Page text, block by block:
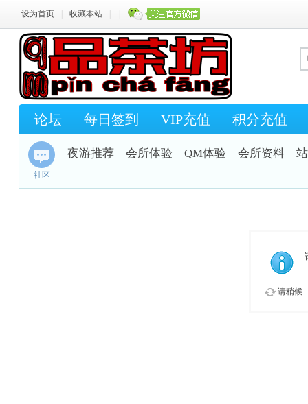
设为首页 收藏本站
论坛 每日签到 VIP充值 积分充值
社区
夜游推荐 会所体验 QM体验 会所资料
请稍候...